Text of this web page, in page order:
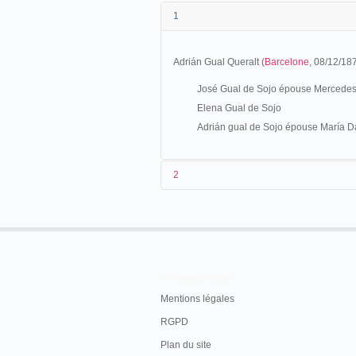
1
Adrián Gual Queralt (Barcelone, 08/12/
José Gual de Sojo épouse
Elena Gual de Sojo
Adrián gual de Sojo épouse María
2
A finales de 1904, se va a inaugurar en
Salvador Alarma, y el dramaturgo
vanguardia barcelonesa de principio de
Mentions légales
RGPD
Plan du site